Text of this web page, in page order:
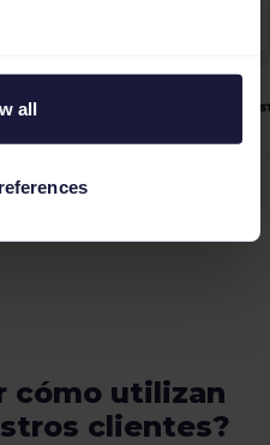
all
cómo utilizan
clientes?